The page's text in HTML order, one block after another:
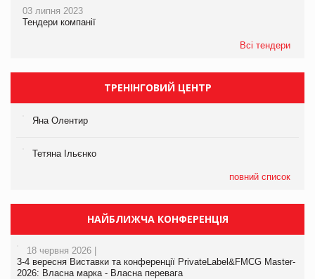
03 липня 2023
Тендери компанії
Всі тендери
ТРЕНІНГОВИЙ ЦЕНТР
Яна Олентир
Тетяна Ільєнко
повний список
НАЙБЛИЖЧА КОНФЕРЕНЦІЯ
18 червня 2026 |
3-4 вересня Виставки та конференції PrivateLabel&FMCG Master-
2026: Власна марка - Власна перевага